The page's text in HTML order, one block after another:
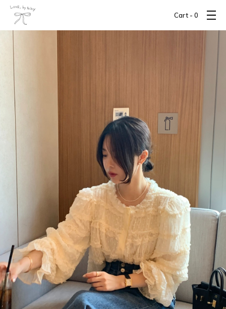
Cart - 0